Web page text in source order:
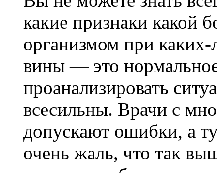
какие признаки какой
организмом при каких-
вины — это
проанализировать
всесильны. Врачи с
допускают ошибки, а
очень жаль, что так